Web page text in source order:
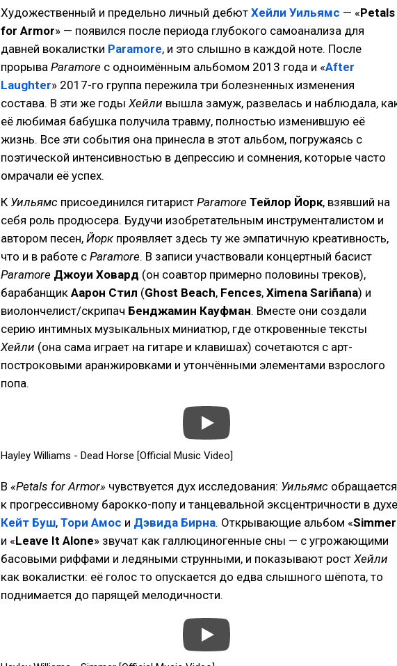
Художественный и предельно личный дебют Хейли Уильямс — «Petals
for Armor» — появился после периода глубокого самоанализа для
давней вокалистки Paramore, и это слышно в каждой ноте. После
прорыва Paramore с одноимённым альбомом 2013 года и «After
Laughter» 2017-го группа пережила три болезненных изменения
состава. В эти же годы Хейли вышла замуж, развелась и наблюдала,
её любимая бабушка получила травму, полностью изменившую её
жизнь. Все эти события она принесла в этот альбом, погружаясь с
поэтической интенсивностью в депрессию и сомнения, которые часто
омрачали её успех.
К Уильямс присоединился гитарист Paramore Тейлор Йорк, взявший на
себя роль продюсера. Будучи изобретательным инструменталистом и
автором песен, Йорк проявляет здесь ту же эмпатичную креативность,
что и в работе с Paramore. В записи участвовали концертный басист
Paramore Джоуи Ховард (он соавтор примерно половины треков),
барабанщик Аарон Стил (Ghost Beach, Fences, Ximena Sariñana) и
виолончелист/скрипач Бенджамин Кауфман. Вместе они создали
серию интимных музыкальных миниатюр, где откровенные тексты
Хейли (она сама играет на гитаре и клавишах) сочетаются с арт-
построковыми аранжировками и утончёнными элементами взрослого
попа.
Hayley Williams - Dead Horse [Official Music Video]
В «Petals for Armor» чувствуется дух исследования: Уильямс обращается
к прогрессивному барокко-попу и танцевальной эксцентричности в духе
Кейт Буш, Тори Амос и Дэвида Бирна. Открывающие альбом «Simmer
и «Leave It Alone» звучат как галлюциногенные сны — с угрожающими
басовыми риффами и ледяными струнными, и показывают рост Хейли
как вокалистки: её голос то опускается до едва слышного шёпота, то
поднимается до парящей мелодичности.